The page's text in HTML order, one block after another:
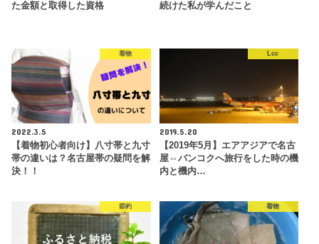
た金額と取得した資格
続けた私が学んだこと
着物
2022.3.5
【着物初心者向け】八寸帯と九寸
帯の違いは？名古屋帯の疑問を解
決！！
Lcc
2019.5.20
【2019年5月】エアアジアで名古
屋⇔バンコクへ旅行をした時の機
内と機内…
節約 着物